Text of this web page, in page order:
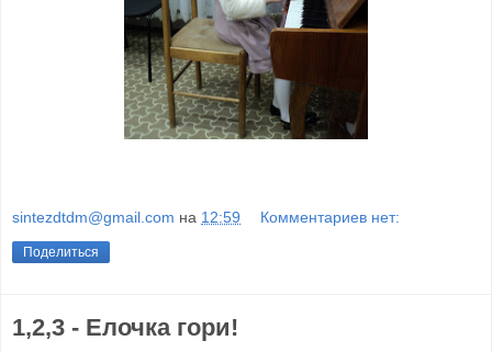
sintezdtdm@gmail.com на 12:59 Комментариев нет:
Поделиться
1,2,3 - Елочка гори!